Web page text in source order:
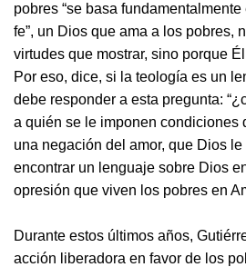
pobres “se basa
fe”, un Dios que ama a los pobres,
virtudes que mostrar, sino porque
Por eso, dice, si la teología es un
debe responder a esta pregunta:
a quién se le imponen condiciones
una negación del amor, que Dios le
encontrar un lenguaje sobre Dios
opresión que viven los pobres en
Durante estos últimos años,
acción liberadora en favor de los